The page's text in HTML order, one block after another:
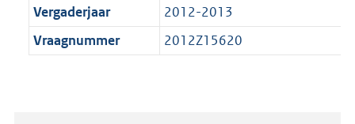
Vergaderjaar
2012-2013
Vraagnummer
2012Z15620